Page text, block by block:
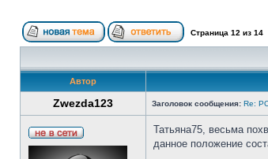
Страница 12 из 14
Автор
Zwezda123 Заголовок сообщения: Re:
Татьяна75, весьма
данное положение